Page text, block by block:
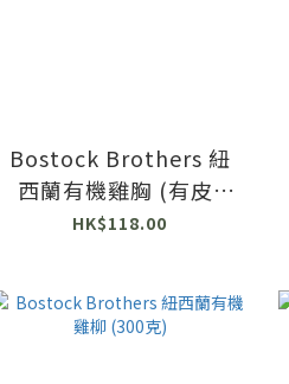
Bostock Brothers 紐
西蘭有機雞胸 (有皮)
(500克)
HK$118.00